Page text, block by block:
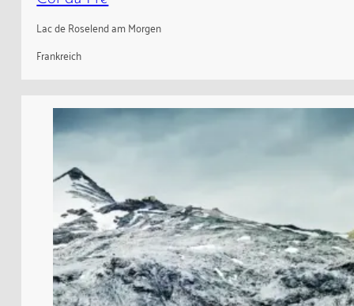
Lac de Roselend am Morgen
Frankreich